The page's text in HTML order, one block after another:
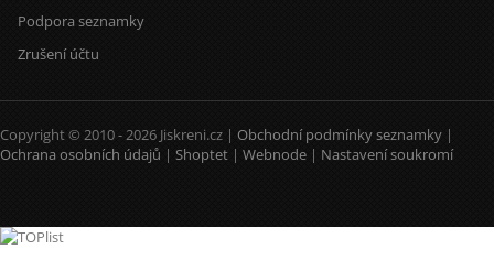
Podpora seznamky
Zrušení účtu
Copyright © 2010 - 2026 Jiskreni.cz | Obchodní podmínky seznamky |
Ochrana osobních údajů | Shoptet | Webnode | Nastavení soukromí